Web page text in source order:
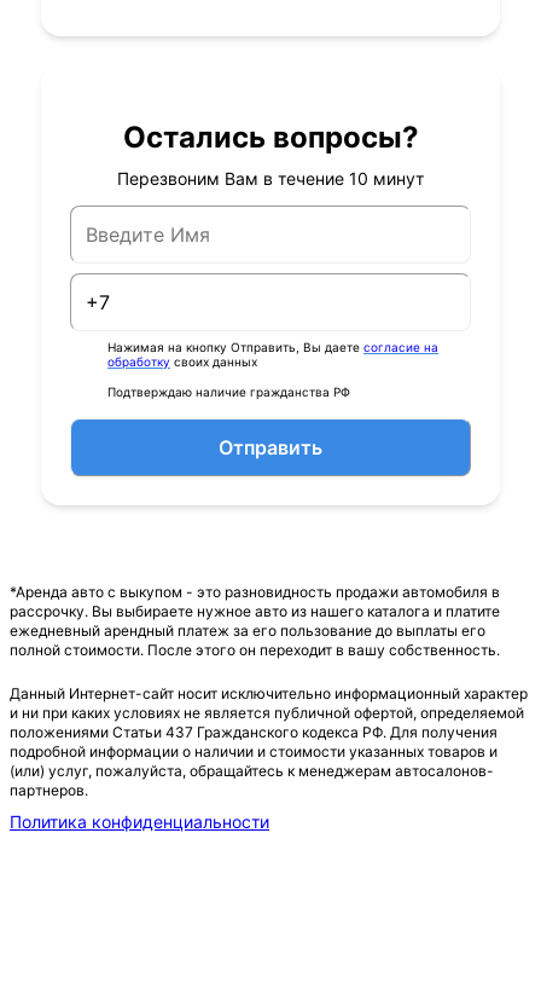
Остались вопросы?
Перезвоним Вам в течение 10 минут
Нажимая на кнопку Отправить, Вы даете согласие на
обработку своих данных
Подтверждаю наличие гражданства РФ
Отправить
*Аренда авто с выкупом - это разновидность продажи автомобиля в
рассрочку. Вы выбираете нужное авто из нашего каталога и платите
ежедневный арендный платеж за его пользование до выплаты его
полной стоимости. После этого он переходит в вашу собственность.
Данный Интернет-сайт носит исключительно информационный характер
и ни при каких условиях не является публичной офертой, определяемой
положениями Статьи 437 Гражданского кодекса РФ. Для получения
подробной информации о наличии и стоимости указанных товаров и
(или) услуг, пожалуйста, обращайтесь к менеджерам автосалонов-
партнеров.
Политика конфиденциальности